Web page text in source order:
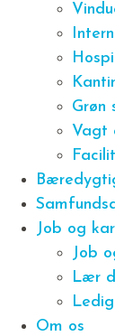
Grøn
Vagt
Job og
Job
Lær
Om os